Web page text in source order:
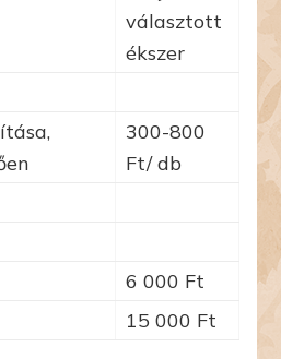
választott
ékszer
300-800
Ft/ db
6 000 Ft
15 000 Ft